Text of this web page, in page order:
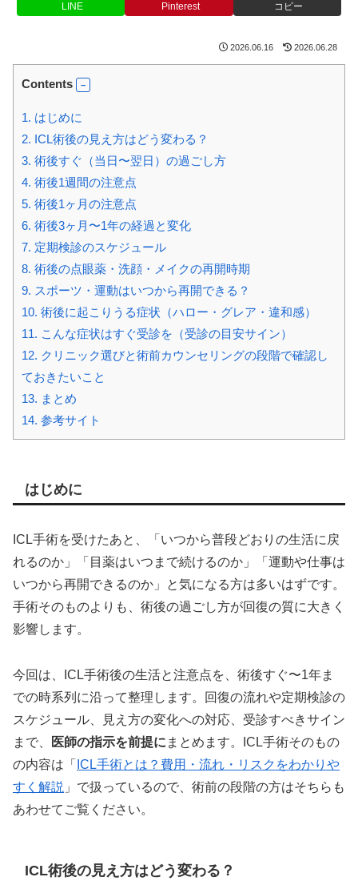
LINE Pinterest コピー
2026.06.16 2026.06.28
Contents
1. はじめに
2. ICL術後の見え方はどう変わる？
3. 術後すぐ（当日〜翌日）の過ごし方
4. 術後1週間の注意点
5. 術後1ヶ月の注意点
6. 術後3ヶ月〜1年の経過と変化
7. 定期検診のスケジュール
8. 術後の点眼薬・洗顔・メイクの再開時期
9. スポーツ・運動はいつから再開できる？
10. 術後に起こりうる症状（ハロー・グレア・違和感）
11. こんな症状はすぐ受診を（受診の目安サイン）
12. クリニック選びと術前カウンセリングの段階で確認し
ておきたいこと
13. まとめ
14. 参考サイト
はじめに
ICL手術を受けたあと、「いつから普段どおりの生活に戻
れるのか」「目薬はいつまで続けるのか」「運動や仕事は
いつから再開できるのか」と気になる方は多いはずです。
手術そのものよりも、術後の過ごし方が回復の質に大きく
影響します。
今回は、ICL手術後の生活と注意点を、術後すぐ〜1年ま
での時系列に沿って整理します。回復の流れや定期検診の
スケジュール、見え方の変化への対応、受診すべきサイン
まで、
医師の指示を前提に まとめます。ICL手術そのもの
の内容は「 ICL手術とは？費用・流れ・リスクをわかりや
すく解説 」で扱っているので、術前の段階の方はそちらも
あわせてご覧ください。
ICL術後の見え方はどう変わる？